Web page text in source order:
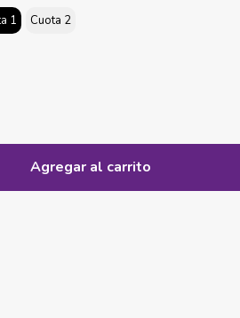
1 Cuota 2
Agregar al carrito